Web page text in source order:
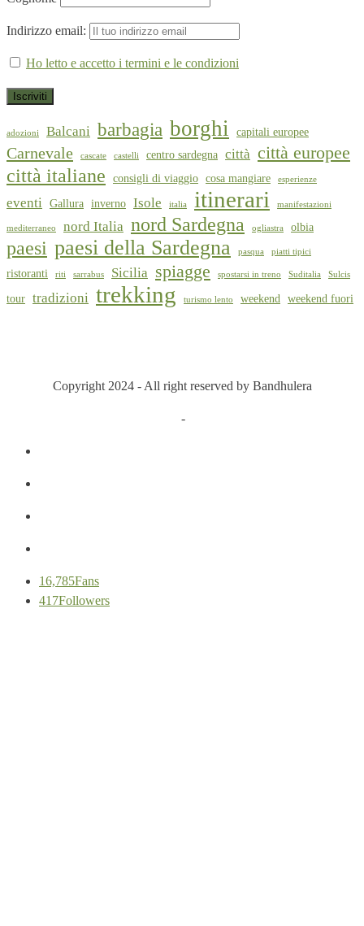
Indirizzo email:
Ho letto e accetto i termini e le condizioni
adozioni Balcani barbagia borghi capitali europee
Carnevale cascate castelli centro sardegna città città europee
città italiane consigli di viaggio cosa mangiare esperienze
eventi Gallura inverno Isole italia itinerari manifestazioni
mediterraneo nord Italia nord Sardegna ogliastra olbia
paesi paesi della Sardegna pasqua piatti tipici
ristoranti riti sarrabus Sicilia spiagge spostarsi in treno Suditalia Sulcis
tour tradizioni trekking turismo lento weekend weekend fuori
Copyright 2024 - All right reserved by Bandhulera
-
16,785Fans
417Followers